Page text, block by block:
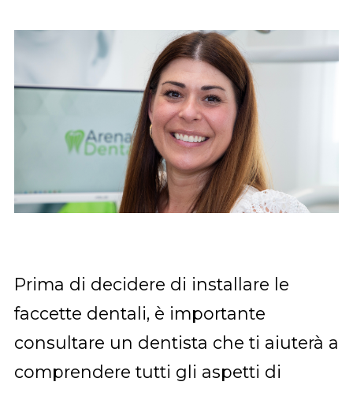
Prima di decidere di installare le
faccette dentali, è importante
consultare un dentista che ti aiuterà a
comprendere tutti gli aspetti di